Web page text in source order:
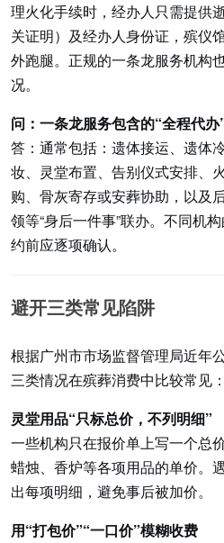
理火化手续时，经办人只需提供
关证明）及经办人身份证，殡仪
外跑腿。正规的一条龙服务机构
况。
问：一条龙服务包含的“全程代办
答：通常包括：遗体接运、遗体
妆、灵堂布置、告别仪式安排、
购、骨灰寄存或安葬协助，以及
领等“身后一件事”联办。不同机
约前应逐项确认。
避开三类常见陷阱
根据广州市市场监督管理局近年
三类情况在殡葬消费中比较常见：
灵堂用品“只标总价，不列明细”
一些机构只在报价单上写一个总
蜡烛、香炉等各项用品的单价。
出每项明细，避免事后被加价。
用“打包价”“一口价”模糊收费